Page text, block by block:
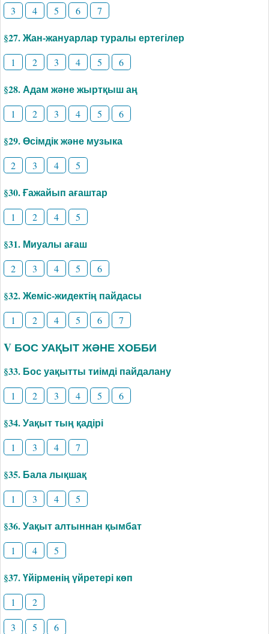
3 4 5 6 7
§27. Жан-жануарлар туралы ертегілер
1 2 3 4 5 6
§28. Адам және жыртқыш аң
1 2 3 4 5 6
§29. Өсімдік және музыка
2 3 4 5
§30. Ғажайып ағаштар
1 2 4 5
§31. Миуалы ағаш
2 3 4 5 6
§32. Жеміс-жидектің пайдасы
1 2 4 5 6 7
V БОС УАҚЫТ ЖӘНЕ ХОББИ
§33. Бос уақытты тиімді пайдалану
1 2 3 4 5 6
§34. Уақыт тың қадірі
1 3 4 7
§35. Бала лықшақ
1 3 4 5
§36. Уақыт алтыннан қымбат
1 4 5
§37. Үйірменің үйретері көп
1
2
3
5 6